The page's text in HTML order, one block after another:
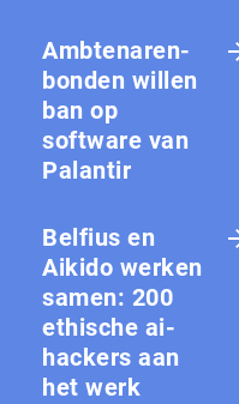
Amb­te­na­ren­
bon­den willen
ban op
software van
Palantir
Belfius en
Aikido werken
samen: 200
ethische ai-
hackers aan
het werk